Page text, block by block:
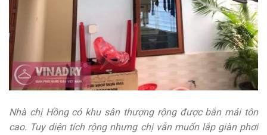
Nhà chị Hồng có khu sân thượng rộng được bắn mái tôn
cao. Tuy diện tích rộng nhưng chị vẫn muốn lắp giàn phơi